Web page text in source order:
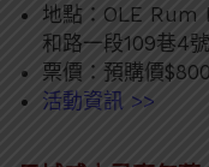
地點：OLE Rum
和路一段109巷4號
票價：預購價
活動資訊 >>